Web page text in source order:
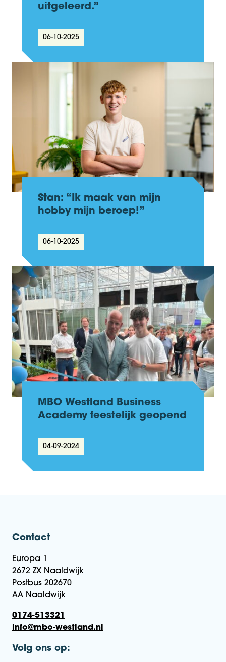
uitgeleerd.”
06-10-2025
Stan: “Ik maak van mijn
hobby mijn beroep!”
06-10-2025
MBO Westland Business
Academy feestelijk geopend
04-09-2024
Contact
Europa 1
2672 ZX Naaldwijk
Postbus 202670
AA Naaldwijk
0174-513321
info@mbo-westland.nl
Volg ons op: